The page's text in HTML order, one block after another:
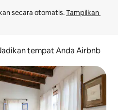
secara otomatis. Tampilkan
tempat Anda Airbnb